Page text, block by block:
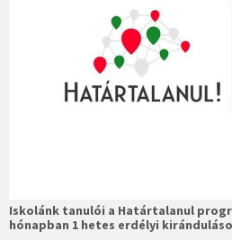
Iskolánk tanulói a Határtalanul
hónapban 1 hetes erdélyi